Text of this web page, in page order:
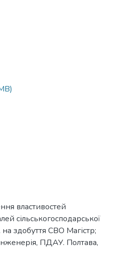
властивостей
сільськогосподарської
на здобуття СВО Магістр;
ПДАУ. Полтава,